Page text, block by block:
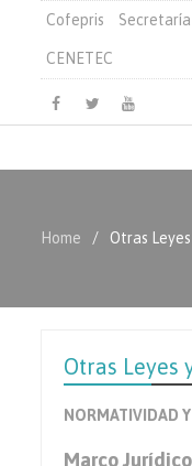
Cofepris Secretaría
CENETEC
Facebook
TwitterYoutube
Home Otras
Otras Leyes
NORMATIVIDAD
Marco